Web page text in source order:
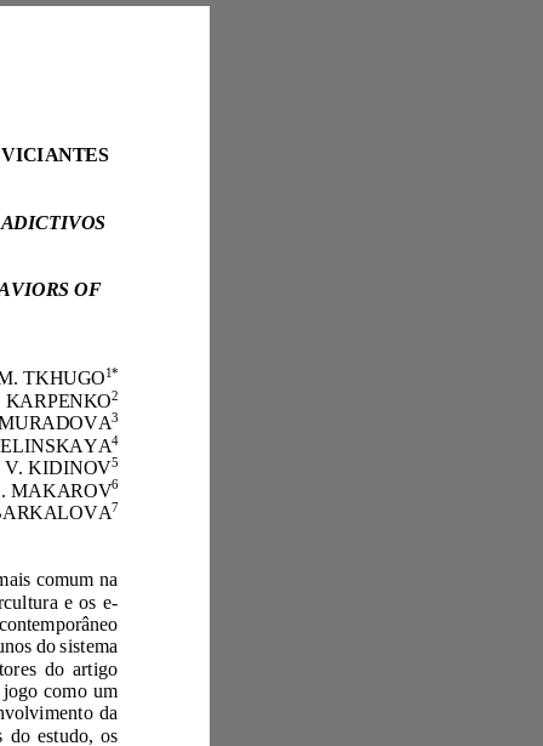
SUPORTE PSICOLÓGICO E MÉDICO PARA COMPORTAMENTOS VICIANTES
APOYO PSICOLÓGICO Y MÉDICO PARA LOS COMPORTAMIENTOS ADICTIVOS
ADDICTIVE BEHAVIORS OF
Muliat M. TKHUGO1*
Victoria L. KARPENKO2
Alfia M. ISHMURADOVA3
Darya B. BELINSKAYA4
Alexey V. KIDINOV5
Alexandr L. MAKAROV6
Natalia V. BARKALOVA7
Na era predominante, o vício em jogos está se tornando cada vez mais comum na
sociedade. Desde muito cedo, as crianças começam a se envolver com a cibercultura e os e-
sports. O problema da dependência do jogo em adolescentes e jovens no mundo contemporâneo
está se tornando cada vez mais atual e isso pode ser visto claramente entre os alunos do sistema
educacional. Em conexão com a grande importância deste problema, os autores do artigo
do jogo como um
fenômeno social, bem como dos fatores e mecanismos de emergência e desenvolvimento da
dependência do jogo entre crianças e adolescentes. Com base nos resultados do estudo, os